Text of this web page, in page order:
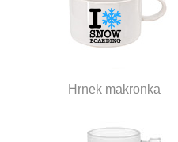
Hrnek makronka